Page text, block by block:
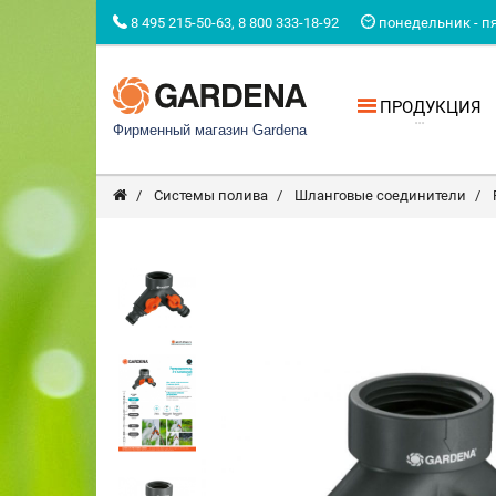
8 495 215-50-63, 8 800 333-18-92 понедельник -
Фирменный магазин Gardena
ПРОДУКЦИЯ
Системы полива Шланговые соединители